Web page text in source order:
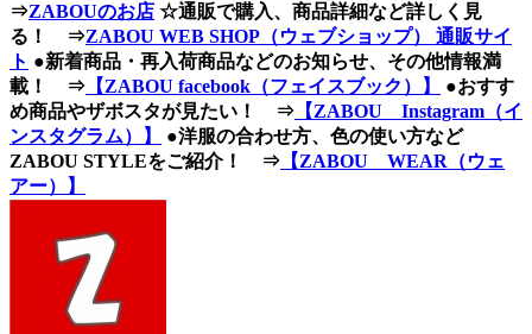
⇒ZABOUのお店 ☆通販で購入、商品詳細など詳しく見
る！ ⇒ZABOU WEB SHOP（ウェブショップ） 通販サイ
ト ●新着商品・再入荷商品などのお知らせ、その他情報満
載！ ⇒ 【ZABOU facebook（フェイスブック）】
●おすす
め商品やザボスタが見たい！ ⇒ 【ZABOU Instagram（イ
ンスタグラム）】
●洋服の合わせ方、色の使い方など
ZABOU STYLEをご紹介！ ⇒ 【ZABOU WEAR（ウェ
アー）】